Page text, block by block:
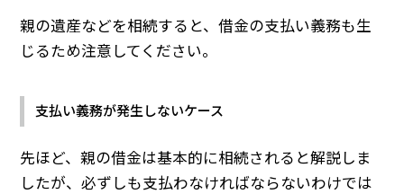
親の遺産などを相続すると、借金の支払い義務も生
じるため注意してください。
支払い義務が発生しないケース
先ほど、親の借金は基本的に相続されると解説しま
したが、必ずしも支払わなければならないわけでは